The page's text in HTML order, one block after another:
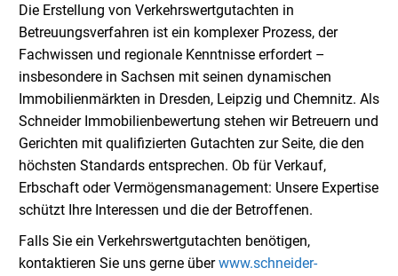
Die Erstellung von Verkehrswertgutachten in
Betreuungsverfahren ist ein komplexer Prozess, der
Fachwissen und regionale Kenntnisse erfordert –
insbesondere in Sachsen mit seinen dynamischen
Immobilienmärkten in Dresden, Leipzig und Chemnitz. Als
Schneider Immobilienbewertung stehen wir Betreuern und
Gerichten mit qualifizierten Gutachten zur Seite, die den
höchsten Standards entsprechen. Ob für Verkauf,
Erbschaft oder Vermögensmanagement: Unsere Expertise
schützt Ihre Interessen und die der Betroffenen.
Falls Sie ein Verkehrswertgutachten benötigen,
kontaktieren Sie uns gerne überwww.schneider-